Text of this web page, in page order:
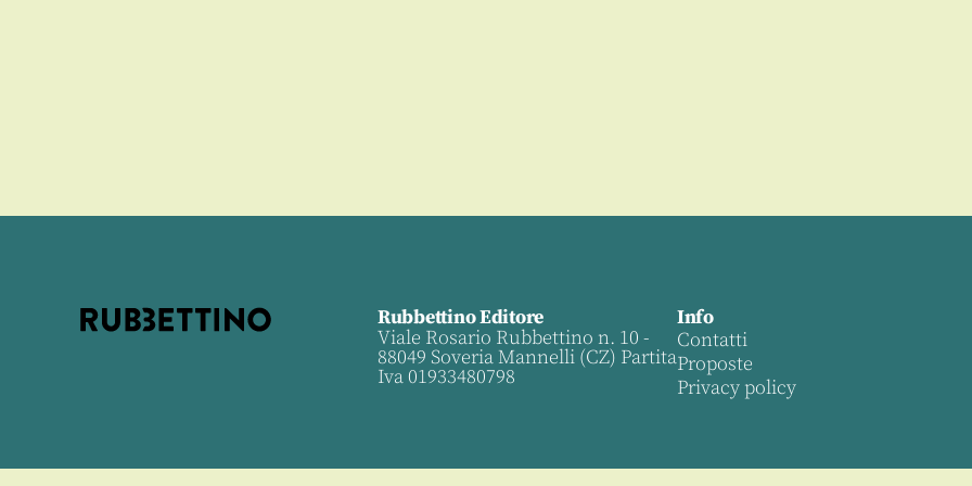
Rubbettino Editore
Viale Rosario Rubbettino n. 10 -
88049 Soveria Mannelli (CZ) Partita
Iva 01933480798
Info
Contatti
Proposte
Privacy policy